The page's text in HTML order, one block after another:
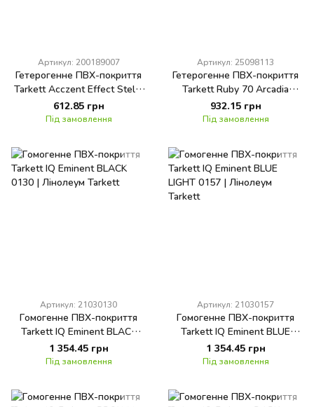
Артикул: 200189007
Гетерогенне ПВХ-покриття
Tarkett Acczent Effect Stella
8 2 m 1I
612.85 грн
Під замовлення
Артикул: 25098113
Гетерогенне ПВХ-покриття
Tarkett Ruby 70 Arcadia
WHITE GREY
932.15 грн
Під замовлення
Артикул: 21030130
Гомогенне ПВХ-покриття
Tarkett IQ Eminent BLACK
0130
1 354.45 грн
Під замовлення
Артикул: 21030157
Гомогенне ПВХ-покриття
Tarkett IQ Eminent BLUE
LIGHT 0157
1 354.45 грн
Під замовлення